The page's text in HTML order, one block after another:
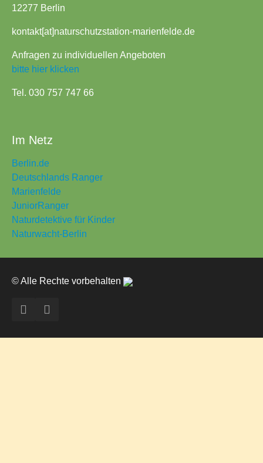
12277 Berlin
kontakt[at]naturschutzstation-marienfelde.de
Anfragen zu individuellen Angeboten
bitte hier klicken
Tel. 030 757 747 66
Im Netz
Berlin.de
Deutschlands Ranger
Marienfelde
JuniorRanger
Naturdetektive für Kinder
Naturwacht-Berlin
© Alle Rechte vorbehalten